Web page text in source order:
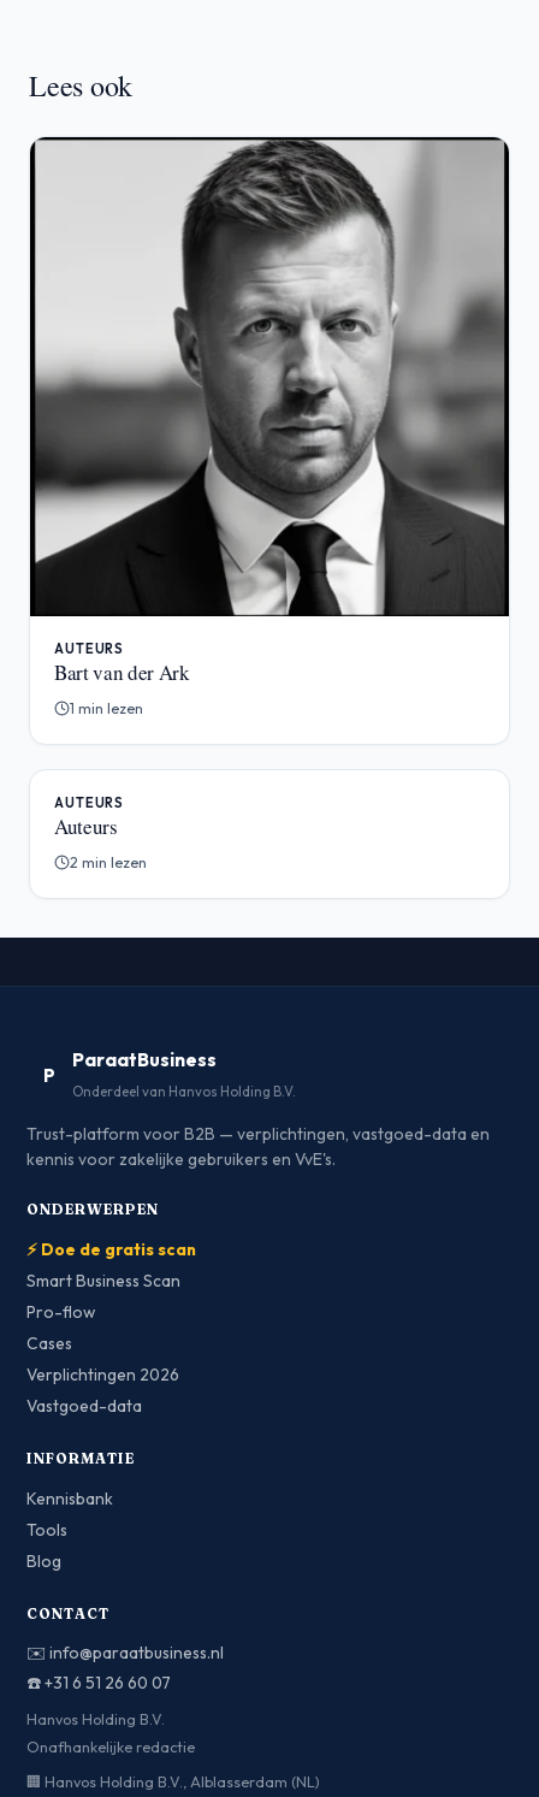
Lees ook
AUTEURS
Bart van der Ark
1 min lezen
AUTEURS
Auteurs
2 min lezen
P
ParaatBusiness
Onderdeel van Hanvos Holding B.V.
Trust-platform voor B2B — verplichtingen, vastgoed-data en
kennis voor zakelijke gebruikers en VvE's.
ONDERWERPEN
⚡ Doe de gratis scan
Smart Business Scan
Pro-flow
Cases
Verplichtingen 2026
Vastgoed-data
INFORMATIE
Kennisbank
Tools
Blog
CONTACT
✉️info@paraatbusiness.nl
☎️+31 6 51 26 60 07
Hanvos Holding B.V.
Onafhankelijke redactie
🏢 Hanvos Holding B.V., Alblasserdam (NL)